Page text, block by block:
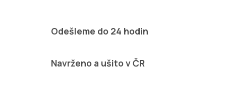
Odešleme do 24 hodin
Navrženo a ušito v ČR